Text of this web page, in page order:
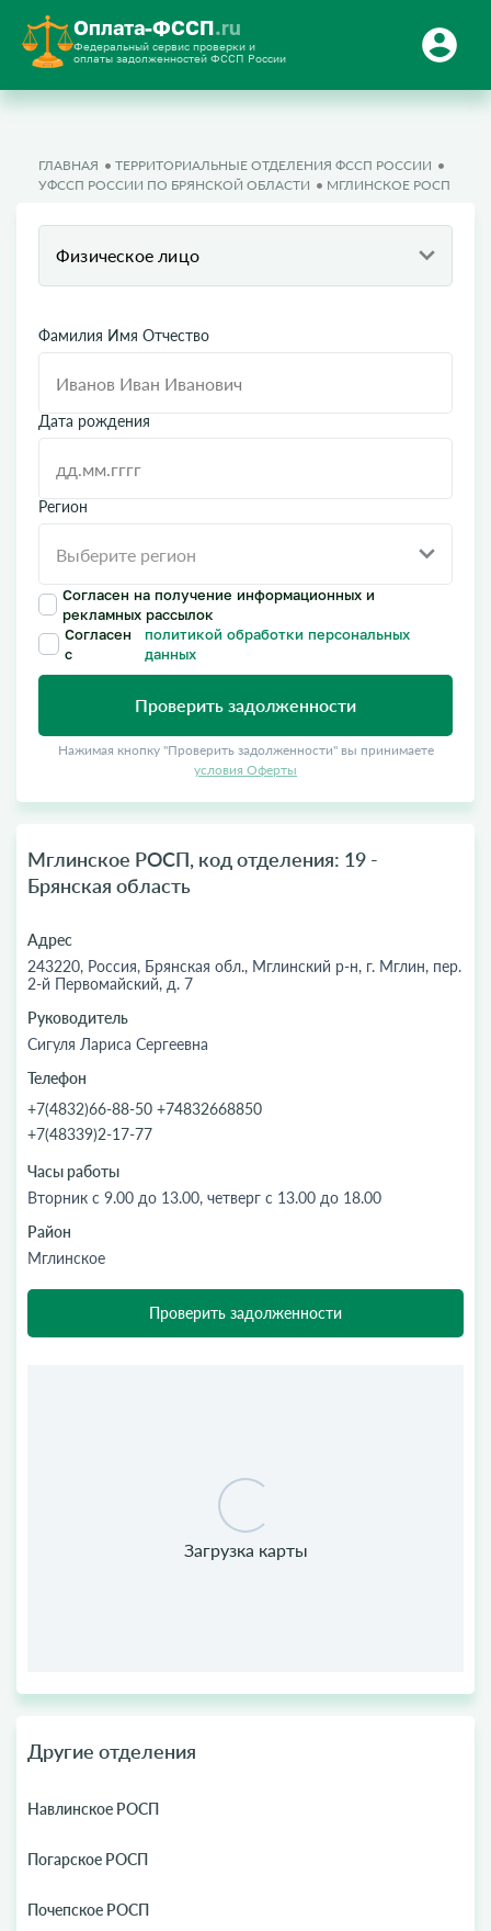
Оплата-ФССП.ru
Федеральный сервис проверки и
оплаты задолженностей ФССП России
ГЛАВНАЯ
ТЕРРИТОРИАЛЬНЫЕ ОТДЕЛЕНИЯ ФССП РОССИИ
УФССП РОССИИ ПО БРЯНСКОЙ ОБЛАСТИ
МГЛИНСКОЕ РОСП
Физическое лицо
Фамилия Имя Отчество
Дата рождения
Регион
Согласен на получение информационных и
рекламных рассылок
Согласен
с
политикой обработки персональных
данных
Проверить задолженности
Нажимая кнопку "Проверить задолженности" вы принимаете
условия Оферты
Мглинское РОСП, код отделения: 19 -
Брянская область
Адрес
243220, Россия, Брянская обл., Мглинский р-н, г. Мглин, пер.
2-й Первомайский, д. 7
Руководитель
Сигуля Лариса Сергеевна
Телефон
+7(4832)66-88-50 +74832668850
+7(48339)2-17-77
Часы работы
Вторник с 9.00 до 13.00, четверг с 13.00 до 18.00
Район
Мглинское
Проверить задолженности
Другие отделения
Навлинское РОСП
Погарское РОСП
Почепское РОСП